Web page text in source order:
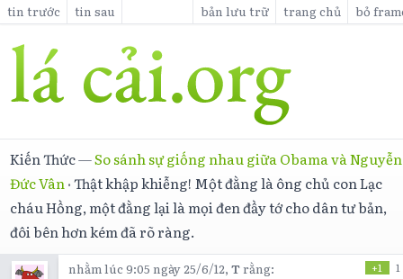
tin trước tin sau bản lưu trữ trang chủ bỏ
Kiến Thức—So sánh sự giống nhau giữa Obama và Nguyễn
Đức Vân ·Thật khập khiễng! Một đằng là ông chủ con Lạc
cháu Hồng, một đằng lại là mọi đen đầy tớ cho dân tư bản,
đôi bên hơn kém đã rõ ràng.
nhằm lúc 9:05 ngày 25/6/12,Trằng: +1 1